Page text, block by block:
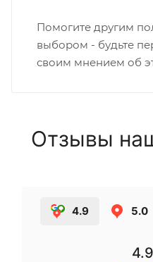
Помогите другим
выбором - будьте
своим мнением об
Отзывы
4.9 5.0
4.9